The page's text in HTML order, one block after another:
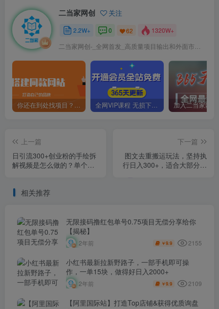
二当家网创 关注
2.2W+ 0 62 1320W+
二当家网创-_全网首发_高质量项目输出和外面市场高价课程一模一样
你还在到处找项目？还在当韭菜？我靠卖项目一个月收入5万+，曾经我也是个失败者。 全网VIP课程 无损下载~
上一篇
日引流300+创业粉的手绘拆
解视频是怎么做的？单个账
下一篇
图文去重搬运玩法，坚持执
行日入300+，适合大部分项
相关推荐
无限接码撸红包单号0.75项目无偿分享给你
【揭秘】
2年前 ￥9.9 2155
小红书最新拉新野路子，一部手机即可操
作，一单15块，做得好日入2000+
2年前 ￥9.9 2109
【阿里国际站】打造Top店铺&获得优质询盘